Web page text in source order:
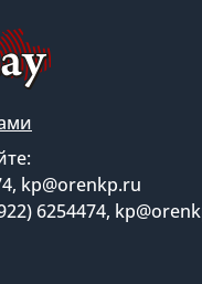
kp@orenkp.ru
6254474,